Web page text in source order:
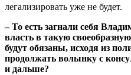
легализировать уже не будет.
– То есть загнали себя
власть в такую
будут обязаны, исходя из
продолжать волынку с
и дальше?